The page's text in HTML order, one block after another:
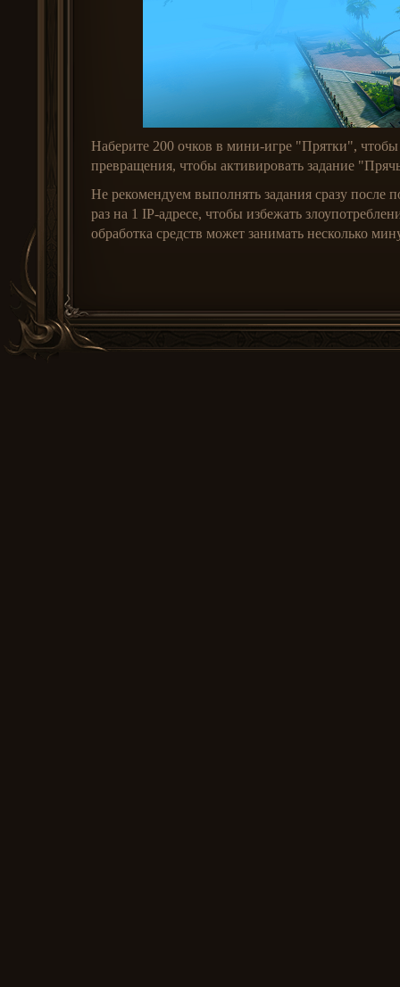
Наберите 200 очков в мини-игре "Прятки",
превращения, чтобы активировать задание
Не рекомендуем выполнять задания сразу после
раз на 1 IP-адресе, чтобы избежать
обработка средств может занимать несколько